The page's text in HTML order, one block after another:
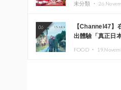
未分類 ・
06
【Channel47】
出體驗「真正日
FOOD ・